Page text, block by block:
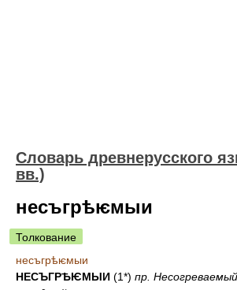
Словарь древнерусского
вв.)
несъгрѣѥмыи
Толкование
несъгрѣѥмыи
НЕСЪГРѢѤМЫИ (1*) пр.